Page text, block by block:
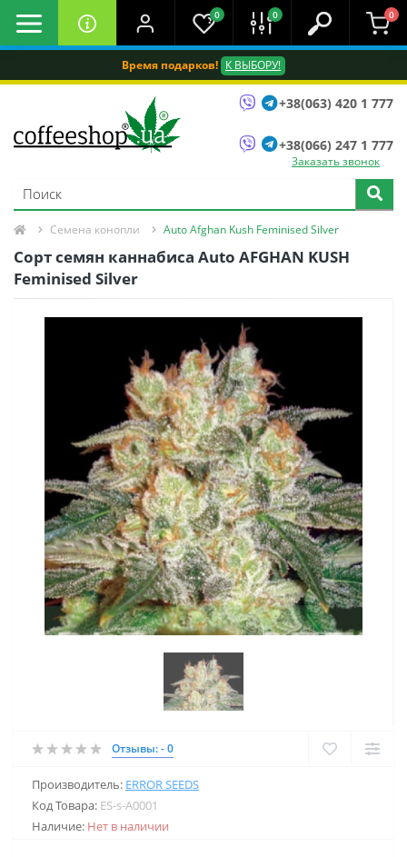
Время подарков! К ВЫБОРУ!
0 0 0
+38(063) 420 1 777
+38(066) 247 1 777
Заказать звонок
Семена конопли Auto Afghan Kush Feminised Silver
Сорт семян каннабиса Auto AFGHAN KUSH
Feminised Silver
Отзывы: - 0
Производитель: ERROR SEEDS
Код Товара: ES-s-A0001
Наличие: Нет в наличии